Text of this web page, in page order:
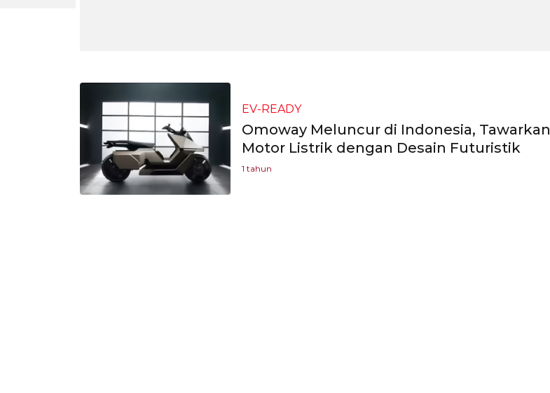
EV-READY
Omoway Meluncur di Indonesia, Tawarkan
Motor Listrik dengan Desain Futuristik
1 tahun